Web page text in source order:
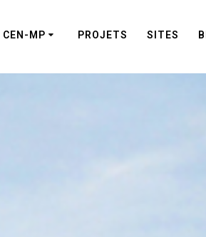
CEN-MP PROJETS SITES